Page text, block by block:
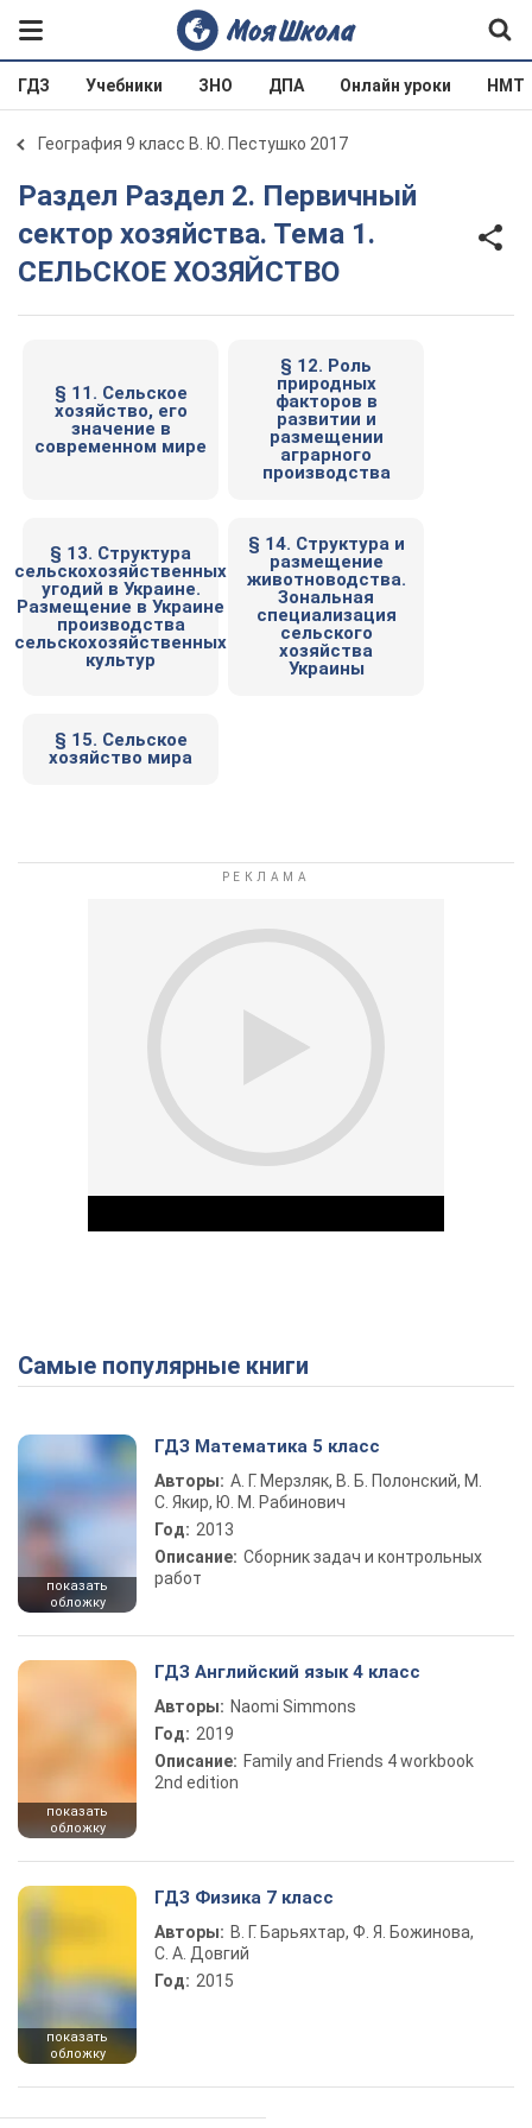
ГДЗ Учебники ЗНО ДПА Онлайн уроки НМТ
География 9 класс В. Ю. Пестушко 2017
Раздел Раздел 2. Первичный
сектор хозяйства. Тема 1.
СЕЛЬСКОЕ ХОЗЯЙСТВО
§ 11. Сельское
хозяйство, его
значение в
современном мире
§ 12. Роль
природных
факторов в
развитии и
размещении
аграрного
производства
§ 13. Структура
сельскохозяйственных
угодий в Украине.
Размещение в Украине
производства
сельскохозяйственных
культур
§ 14. Структура и
размещение
животноводства.
Зональная
специализация
сельского
хозяйства
Украины
§ 15. Сельское
хозяйство мира
Play Video
Самые популярные книги
показать
обложку
ГДЗ Математика 5 класс
Авторы: А. Г. Мерзляк, В. Б. Полонский, М.
С. Якир, Ю. М. Рабинович
Год: 2013
Описание: Сборник задач и контрольных
работ
показать
обложку
ГДЗ Английский язык 4 класс
Авторы: Naomi Simmons
Год: 2019
Описание: Family and Friends 4 workbook
2nd edition
показать
обложку
ГДЗ Физика 7 класс
Авторы: В. Г. Барьяхтар, Ф. Я. Божинова,
С. А. Довгий
Год: 2015